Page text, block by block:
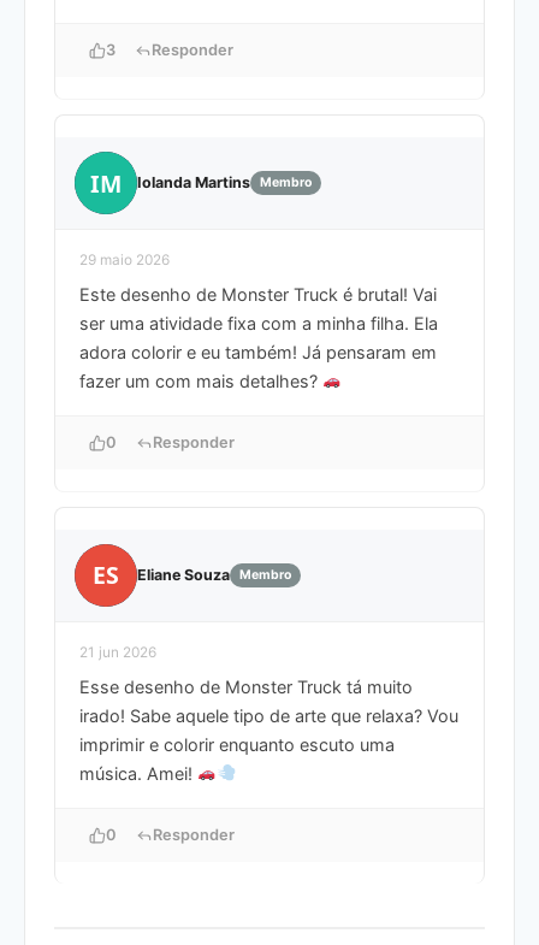
3 Responder
IM Iolanda Martins Membro
29 maio 2026
Este desenho de Monster Truck é brutal! Vai
ser uma atividade fixa com a minha filha. Ela
adora colorir e eu também! Já pensaram em
fazer um com mais detalhes?
0 Responder
ES Eliane Souza Membro
21 jun 2026
Esse desenho de Monster Truck tá muito
irado! Sabe aquele tipo de arte que relaxa? Vou
imprimir e colorir enquanto escuto uma
música. Amei!
0 Responder